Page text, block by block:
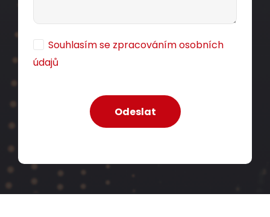
Souhlasím se zpracováním osobních
údajů